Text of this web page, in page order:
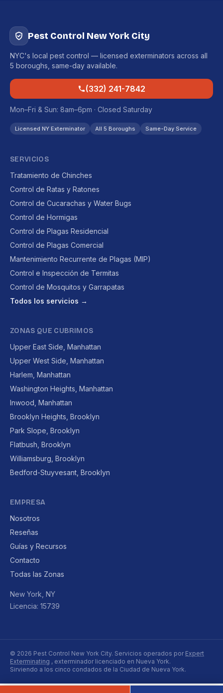
Pest Control New York City
NYC's local pest control — licensed exterminators across all
5 boroughs, same-day available.
(332) 241-7842
Mon–Fri & Sun: 8am–6pm · Closed Saturday
Licensed NY Exterminator All 5 Boroughs Same-Day Service
SERVICIOS
Tratamiento de Chinches
Control de Ratas y Ratones
Control de Cucarachas y Water Bugs
Control de Hormigas
Control de Plagas Residencial
Control de Plagas Comercial
Mantenimiento Recurrente de Plagas (MIP)
Control e Inspección de Termitas
Control de Mosquitos y Garrapatas
Todos los servicios →
ZONAS QUE CUBRIMOS
Upper East Side, Manhattan
Upper West Side, Manhattan
Harlem, Manhattan
Washington Heights, Manhattan
Inwood, Manhattan
Brooklyn Heights, Brooklyn
Park Slope, Brooklyn
Flatbush, Brooklyn
Williamsburg, Brooklyn
Bedford-Stuyvesant, Brooklyn
EMPRESA
Nosotros
Reseñas
Guías y Recursos
Contacto
Todas las Zonas
New York, NY
Licencia: 15739
© 2026 Pest Control New York City. Servicios operados por Expert
Exterminating , exterminador licenciado en Nueva York.
Sirviendo a los cinco condados de la Ciudad de Nueva York.